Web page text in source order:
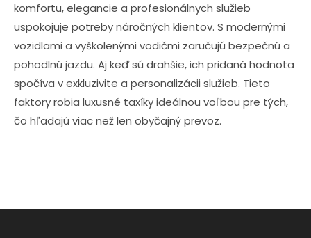
komfortu, elegancie a profesionálnych služieb
uspokojuje potreby náročných klientov. S modernými
vozidlami a vyškolenými vodičmi zaručujú bezpečnú a
pohodlnú jazdu. Aj keď sú drahšie, ich pridaná hodnota
spočíva v exkluzivite a personalizácii služieb. Tieto
faktory robia luxusné taxíky ideálnou voľbou pre tých,
čo hľadajú viac než len obyčajný prevoz.